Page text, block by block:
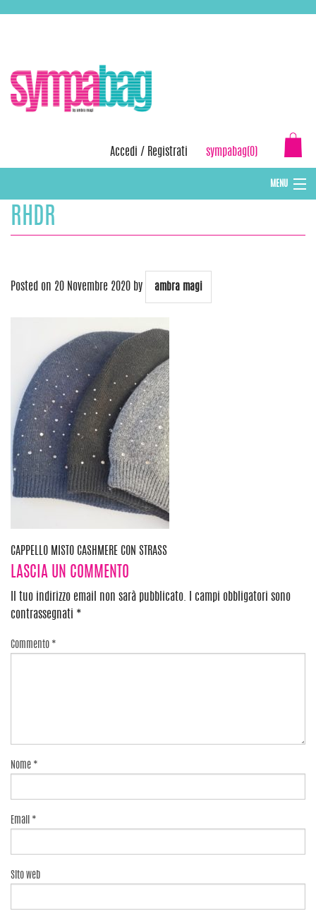
Accedi / Registrati sympabag(0)
MENU
CAPPELLI INVERNALI DONNA
RHDR
Posted on 20 Novembre 2020 by ambra magi
Navigazione
articoli
CAPPELLO MISTO CASHMERE CON STRASS
LASCIA UN COMMENTO
Il tuo indirizzo email non sarà pubblicato.
I campi obbligatori sono
contrassegnati *
Commento *
Nome *
Email *
Sito web